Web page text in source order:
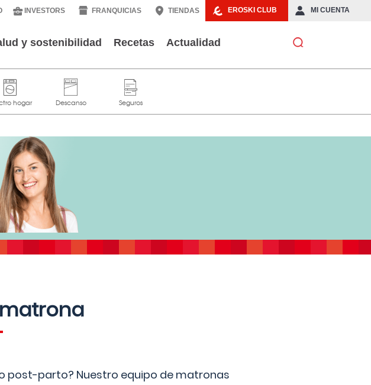
EROSKI CLUB MI CUENTA
INVESTORS FRANQUICIAS TIENDAS
y sostenibilidad Recetas Actualidad
post-parto? Nuestro equipo de matronas